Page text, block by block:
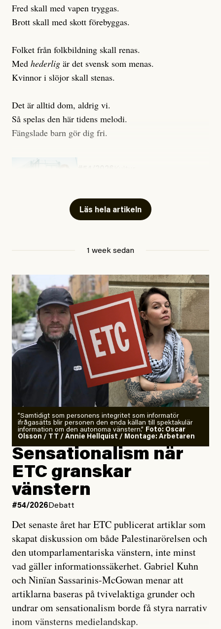
Fred skall med vapen tryggas.
Brott skall med skott förebyggas.
Folket från folkbildning skall renas.
Med hederlig är det svensk som menas.
Kvinnor i slöjor skall stenas.
Det är alltid dom, aldrig vi.
Så spelas den här tidens melodi.
Fängslade barn gör dig fri.
Läs hela artikeln
1 week sedan
”Samtidigt som personens integritet som informatör
ifrågasätts blir personen den enda källan till spektakulär
information om den autonoma vänstern.” Foto: Oscar
Olsson / TT / Annie Hellquist / Montage: Arbetaren
Sensationalism när
ETC granskar
vänstern
#54/2026 Debatt
Det senaste året har ETC publicerat artiklar som
skapat diskussion om både Palestinarörelsen och
den utomparlamentariska vänstern, inte minst
vad gäller informationssäkerhet. Gabriel Kuhn
och Ninïan Sassarinis-McGowan menar att
artiklarna baseras på tvivelaktiga grunder och
undrar om sensationalism borde få styra narrativ
inom vänsterns medielandskap.